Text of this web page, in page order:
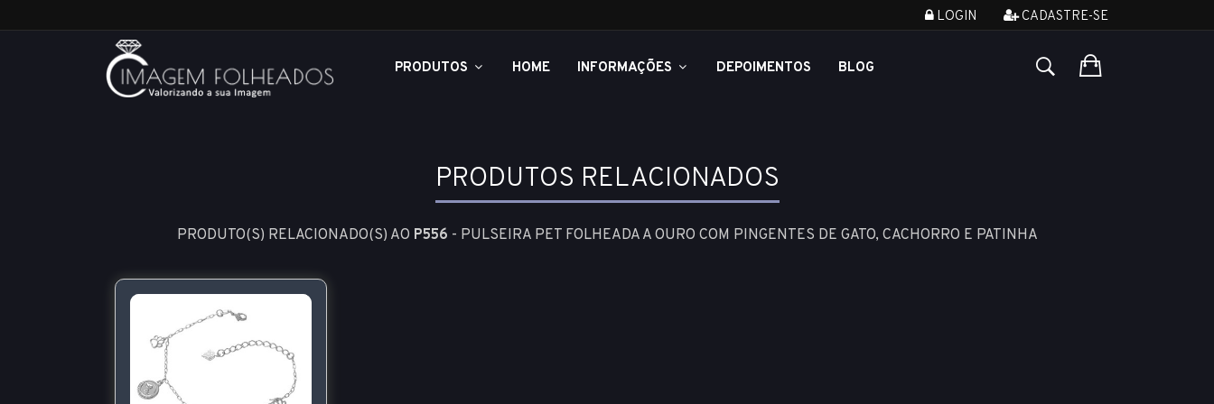
LOGIN CADASTRE-SE
PRODUTOS HOME INFORMAÇÕES DEPOIMENTOS BLOG
PRODUTOS RELACIONADOS
PRODUTO(S) RELACIONADO(S) AO P556 - PULSEIRA PET FOLHEADA A OURO COM PINGENTES DE GATO, CACHORRO E PATINHA